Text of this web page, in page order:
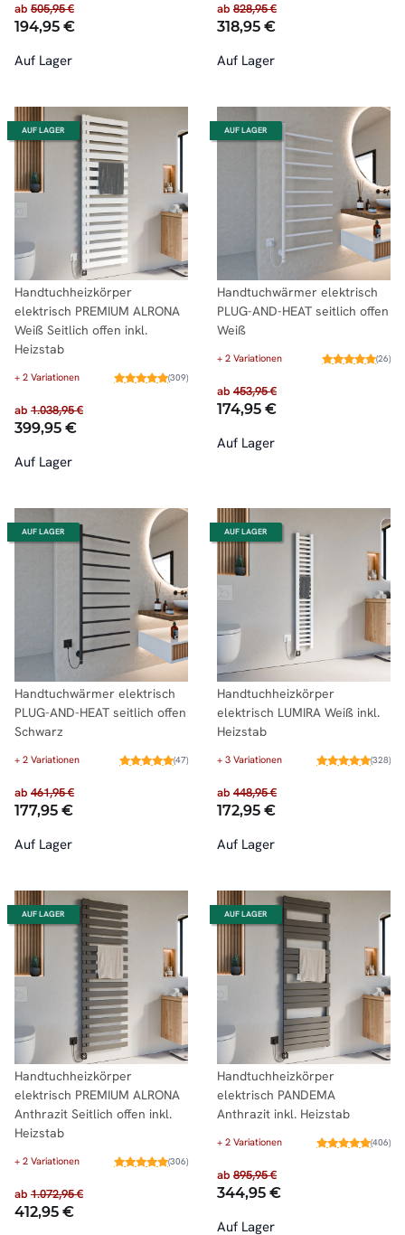
ab 505,95 €
194,95 €
Auf Lager
ab 828,95 €
318,95 €
Auf Lager
AUF LAGER
Handtuchheizkörper
elektrisch PREMIUM ALRONA
Weiß Seitlich offen inkl.
Heizstab
+ 2 Variationen (309)
ab 1.038,95 €
399,95 €
Auf Lager
AUF LAGER
Handtuchwärmer elektrisch
PLUG-AND-HEAT seitlich offen
Weiß
+ 2 Variationen (26)
ab 453,95 €
174,95 €
Auf Lager
AUF LAGER
Handtuchwärmer elektrisch
PLUG-AND-HEAT seitlich offen
Schwarz
+ 2 Variationen (47)
ab 461,95 €
177,95 €
Auf Lager
AUF LAGER
Handtuchheizkörper
elektrisch LUMIRA Weiß inkl.
Heizstab
+ 3 Variationen (328)
ab 448,95 €
172,95 €
Auf Lager
AUF LAGER
Handtuchheizkörper
elektrisch PREMIUM ALRONA
Anthrazit Seitlich offen inkl.
Heizstab
+ 2 Variationen (306)
ab 1.072,95 €
412,95 €
AUF LAGER
Handtuchheizkörper
elektrisch PANDEMA
Anthrazit inkl. Heizstab
+ 2 Variationen (406)
ab 895,95 €
344,95 €
Auf Lager